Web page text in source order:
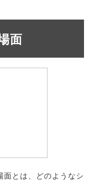
面
とは、どのようなシ